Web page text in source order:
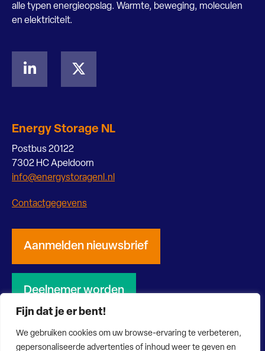
Fijn dat je er bent!
We gebruiken cookies om uw browse-ervaring te verbeteren,
gepersonaliseerde advertenties of inhoud weer te geven en
alle typen energieopslag. Warmte, beweging, moleculen
en elektriciteit.
Energy Storage NL
Postbus 20122
7302 HC Apeldoorn
info@energystoragenl.nl
Contactgegevens
Aanmelden nieuwsbrief
Deelnemer worden